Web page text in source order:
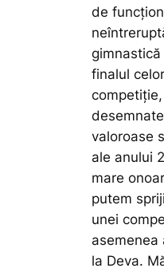
de
finalul
valoroase
ale anului
mare
putem
unei
asemenea
la Deva.